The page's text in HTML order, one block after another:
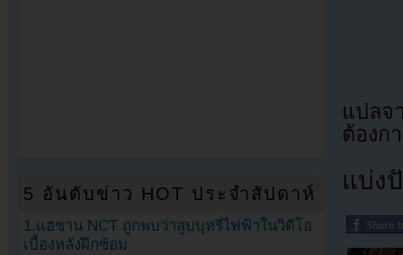
แปลจ
ต้องก
แบ่ง
5 อันดับข่าว HOT ประจำสัปดาห์
1.แฮชาน NCT ถูกพบว่าสูบบุหรี่ไฟฟ้าในวิดีโอ
เบื้องหลังฝึกซ้อม